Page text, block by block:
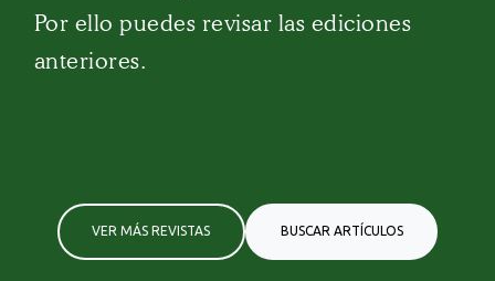
Por ello puedes revisar las ediciones
anteriores.
VER MÁS REVISTAS BUSCAR ARTÍCULOS